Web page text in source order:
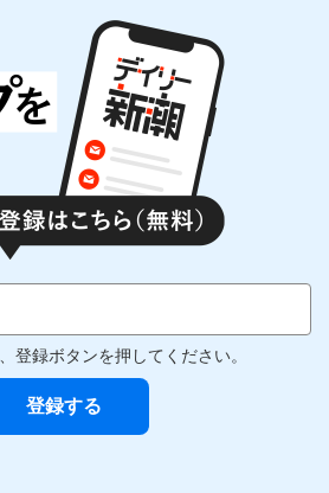
登録ボタンを押してください。